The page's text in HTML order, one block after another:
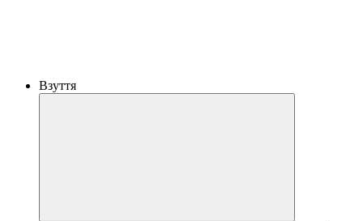
Взуття